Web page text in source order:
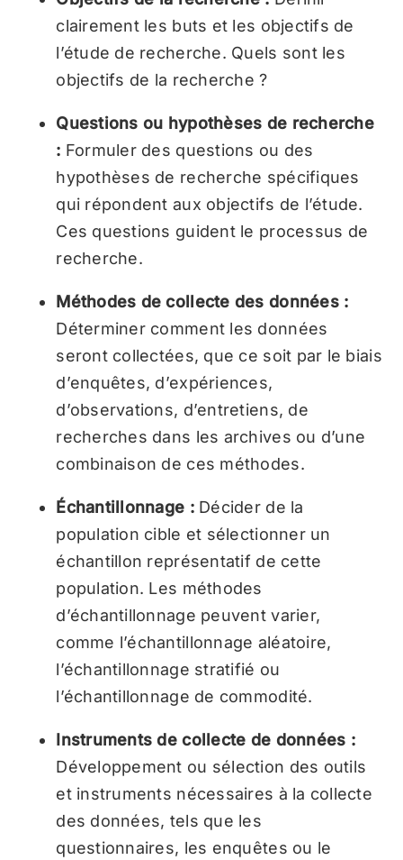
clairement les buts et les objectifs de
l’étude de recherche. Quels sont les
objectifs de la recherche ?
Questions ou hypothèses de recherche
: Formuler des questions ou des
hypothèses de recherche spécifiques
qui répondent aux objectifs de l’étude.
Ces questions guident le processus de
recherche.
Méthodes de collecte des données :
Déterminer comment les données
seront collectées, que ce soit par le biais
d’enquêtes, d’expériences,
d’observations, d’entretiens, de
recherches dans les archives ou d’une
combinaison de ces méthodes.
Échantillonnage : Décider de la
population cible et sélectionner un
échantillon représentatif de cette
population. Les méthodes
d’échantillonnage peuvent varier,
comme l’échantillonnage aléatoire,
l’échantillonnage stratifié ou
l’échantillonnage de commodité.
Instruments de collecte de données :
Développement ou sélection des outils
et instruments nécessaires à la collecte
des données, tels que les
questionnaires, les enquêtes ou le